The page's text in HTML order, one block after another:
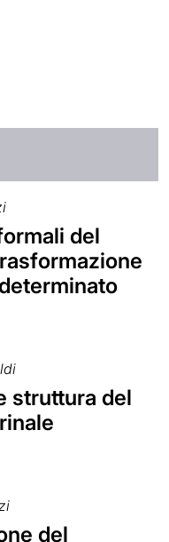
del
struttura del
del